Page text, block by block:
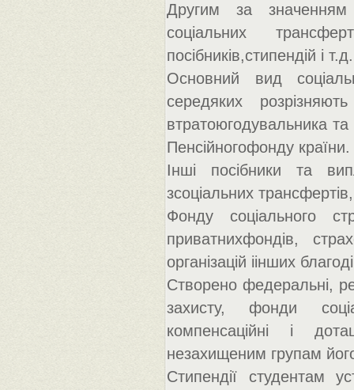
Другим за значенням
соціальних
посібників,стипендій і т.д.
Основний вид
середяких
втратоюгодувальника та
Пенсійногофонду країни.
Інші посібники та
зсоціальних
Фонду соціального
приватнихфондів,
організацій іінших
Створено федеральні,
захисту, фонди
компенсаційні і
незахищеним групам
Стипендії студентам